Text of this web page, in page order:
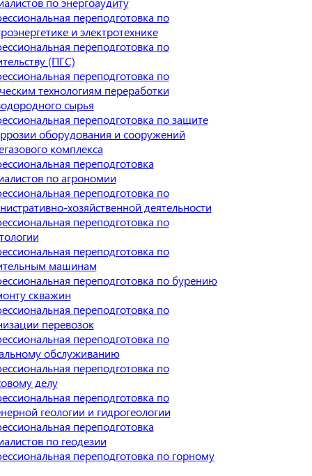
переподготовка по
и электротехнике
переподготовка по
(ПГС)
переподготовка по
технологиям переработки
сырья
переподготовка по защите
оборудования и сооружений
комплекса
переподготовка
по агрономии
переподготовка по
хозяйственной деятельности
переподготовка по
переподготовка по
машинам
переподготовка по бурению
скважин
переподготовка по
перевозок
переподготовка по
обслуживанию
переподготовка по
делу
переподготовка по
геологии и гидрогеологии
переподготовка
по геодезии
переподготовка по горному